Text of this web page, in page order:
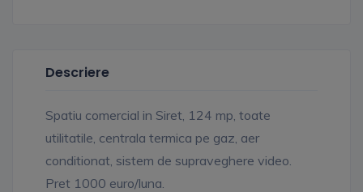
Descriere
Spatiu comercial in Siret, 124 mp, toate
utilitatile, centrala termica pe gaz, aer
conditionat, sistem de supraveghere video.
Pret 1000 euro/luna.